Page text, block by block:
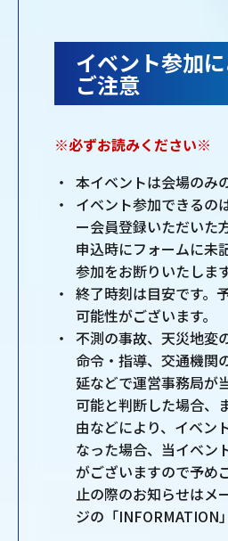
イベント参加
ご注意
※必ずお読みください※
本イベントは会場のみ
イベント参加できるの
ー会員登録いただいた
申込時にフォームに未
参加をお断りいたします
終了時刻は目安です。
可能性がございます。
不測の事故、天災地変
命令・指導、交通機関
延などで運営事務局が
可能と判断した場合、
由などにより、イベン
なった場合、当イベン
がございますので予め
止の際のお知らせはメ
ジの「INFORMATION